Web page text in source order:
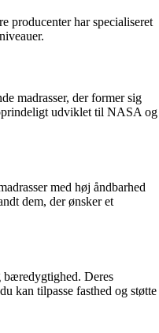
producenter har specialiseret
madrasser, der former sig
udviklet til NASA og
med høj åndbarhed
dem, der ønsker et
Deres
kan tilpasse fasthed og støtte